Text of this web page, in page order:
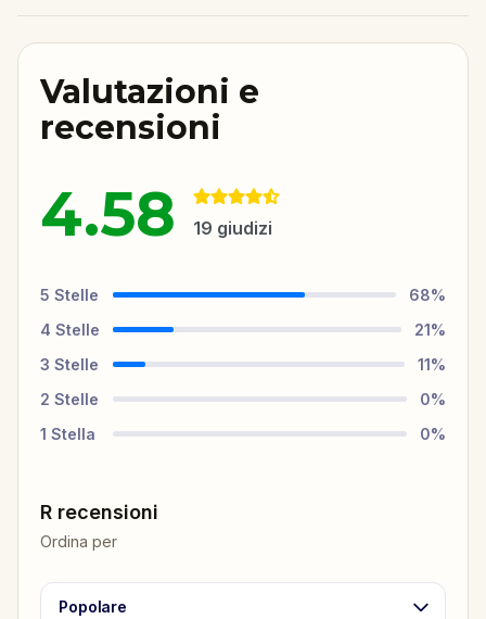
Valutazioni e
recensioni
4.58 19 giudizi
5 Stelle 68%
4 Stelle 21%
3 Stelle 11%
2 Stelle 0%
1 Stella 0%
R recensioni
Ordina per
Popolare